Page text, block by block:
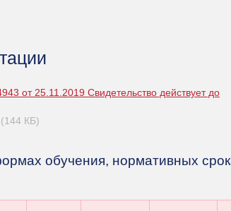
25.11.2019 Свидетельство действует до
(144 КБ)
обучения, нормативных